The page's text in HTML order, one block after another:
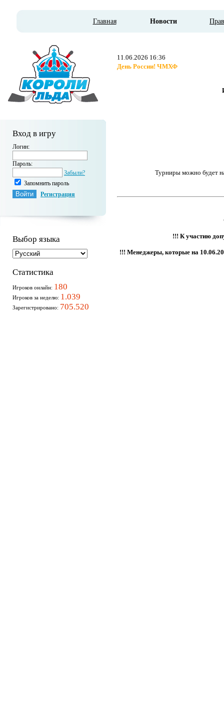
Главная Новости
Вход в игру
Логин:
Пароль:
Забыли?
Запомнить пароль
Регистрация
Выбор языка
Статистика
Игроков онлайн: 180
Игроков за неделю: 1.039
Зарегистрировано: 705.520
11.06.2026 16:36
День России! ЧМХФ
Турниры можно будет
!!! К участию
!!! Менеджеры, которые на